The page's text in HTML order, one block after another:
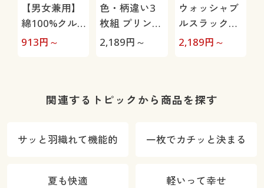
【男女兼用】
綿100%クル
ーネックTシ
913円～
色・柄違い3
枚組 プリント
トランクス/綿
2,189円～
ウォッシャブ
ルスラックス
(ツータック)
2,189円～
関連するトピックから商品を探す
サッと羽織れて機能的 一枚でカチッと決まる
夏も快適 軽いって幸せ